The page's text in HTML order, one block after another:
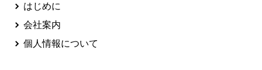
はじめに
会社案内
個人情報について